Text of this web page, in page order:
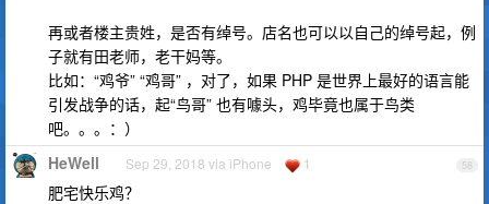
再或者楼主贵姓，是否有绰号。店名也可以以自己的绰号起，例
子就有田老师，老干妈等。
比如：“鸡爷” “鸡哥” ，对了，如果 PHP 是世界上最好的语言能
引发战争的话，起“鸟哥” 也有噱头，鸡毕竟也属于鸟类
吧。。。：）
58
HeWell Sep 29, 2018 via iPhone 1
肥宅快乐鸡？